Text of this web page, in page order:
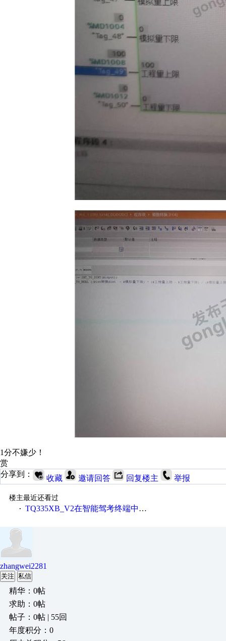
1分不嫌少！
赏
分享到：
收藏 邀请回答 回复楼主 举报
楼主最近还看过
· TQ335XB_V2在智能驾考终端中的应用
zhangwei2281
关注 私信
精华：0帖
求助：0帖
帖子：0帖 | 55回
年度积分：0